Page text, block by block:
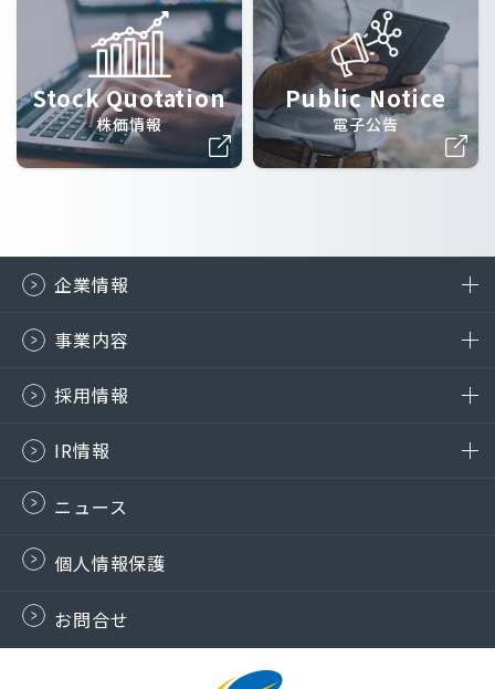
Stock Quotation
株価情報
Public Notice
電子公告
企業情報
事業内容
採用情報
IR情報
ニュース
個人情報保護
お問合せ